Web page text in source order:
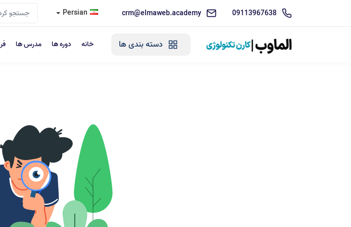
09113967638
crm@elmaweb.academy
Persian
دسته بندی ها خانه دوره ها مدرس ها